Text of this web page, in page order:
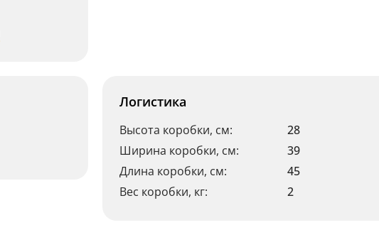
Логистика
Высота коробки, см:
28
Ширина коробки, см:
39
Длина коробки, см:
45
Вес коробки, кг:
2